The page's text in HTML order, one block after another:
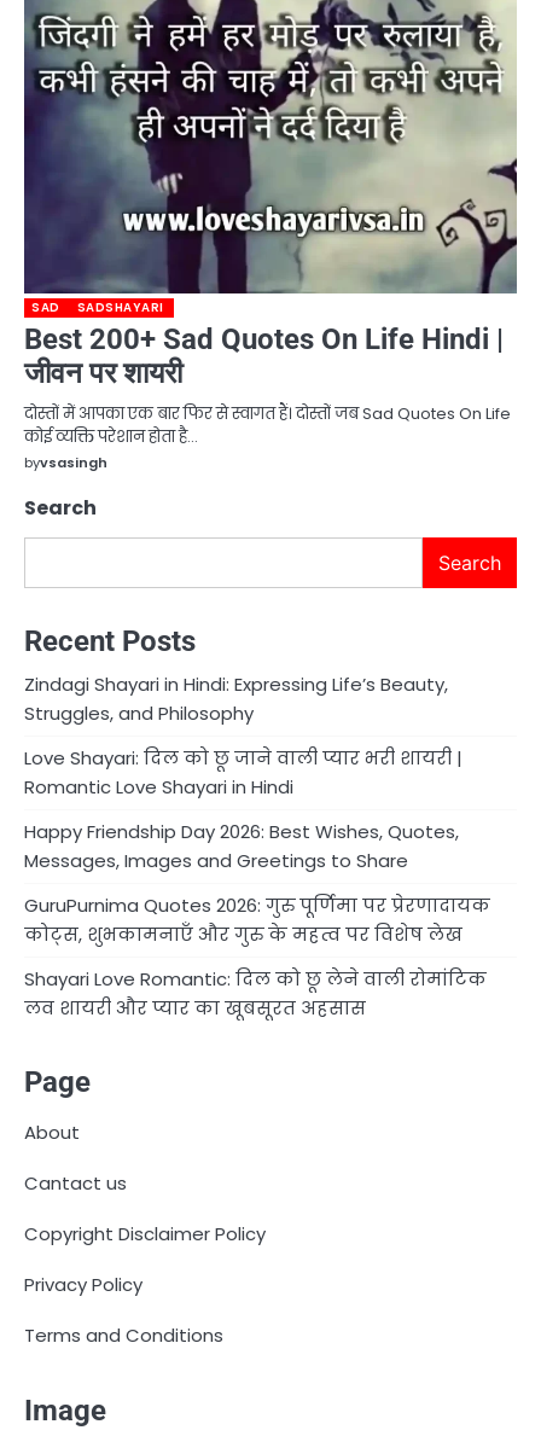
SAD SADSHAYARI
Best 200+ Sad Quotes On Life Hindi |
जीवन पर शायरी
दोस्तों में आपका एक बार फिर से स्वागत हैं। दोस्तों जब Sad Quotes On Life
कोई व्यक्ति परेशान होता है…
byvsasingh
Search
Search
Recent Posts
Zindagi Shayari in Hindi: Expressing Life’s Beauty,
Struggles, and Philosophy
Love Shayari: दिल को छू जाने वाली प्यार भरी शायरी |
Romantic Love Shayari in Hindi
Happy Friendship Day 2026: Best Wishes, Quotes,
Messages, Images and Greetings to Share
GuruPurnima Quotes 2026: गुरु पूर्णिमा पर प्रेरणादायक
कोट्स, शुभकामनाएँ और गुरु के महत्व पर विशेष लेख
Shayari Love Romantic: दिल को छू लेने वाली रोमांटिक
लव शायरी और प्यार का खूबसूरत अहसास
Page
About
Cantact us
Copyright Disclaimer Policy
Privacy Policy
Terms and Conditions
Image